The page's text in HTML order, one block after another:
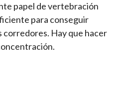
papel de vertebración
para conseguir
corredores. Hay que hacer